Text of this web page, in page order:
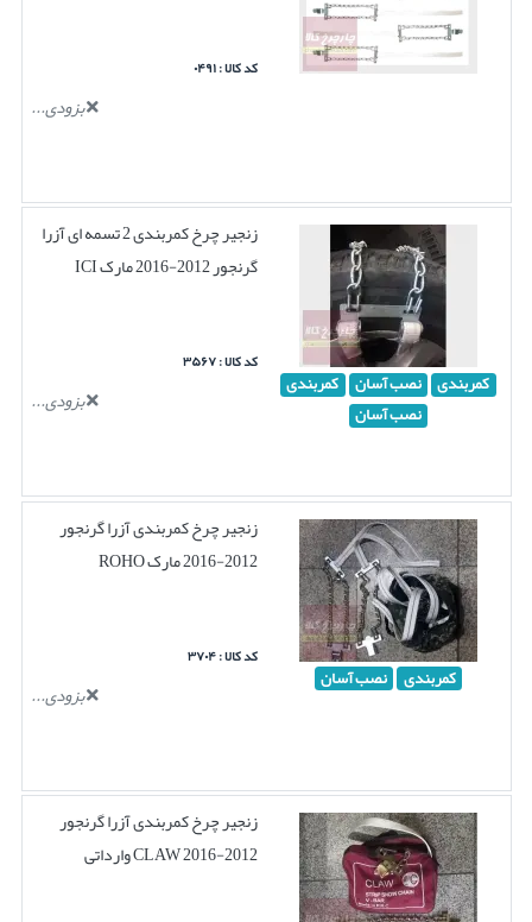
کد کالا : ۰۴۹۱
بزودی...
کمربندی نصب آسان کمربندی
نصب آسان
زنجیر چرخ کمربندی 2 تسمه ای آزرا
گرنجور 2012-2016 مارک ICI
کد کالا : ۳۵۶۷
بزودی...
کمربندی نصب آسان
زنجیر چرخ کمربندی آزرا گرنجور
2012-2016 مارک ROHO
کد کالا : ۳۷۰۴
بزودی...
زنجیر چرخ کمربندی آزرا گرنجور
2012-2016 CLAW وارداتی